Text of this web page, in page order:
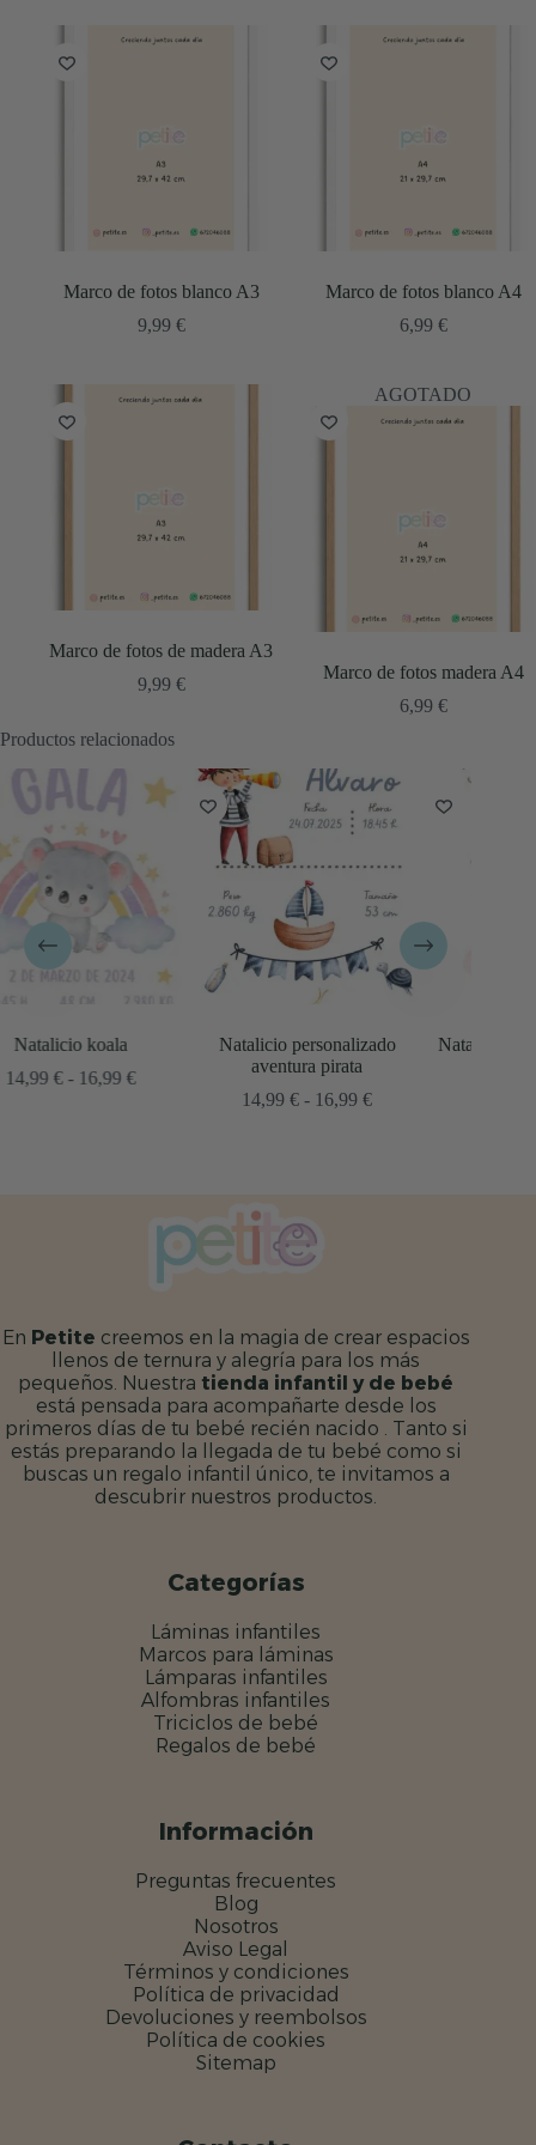
Marco de fotos blanco A3
9,99 €
Marco de fotos blanco A4
6,99 €
Marco de fotos de madera A3
9,99 €
AGOTADO
Marco de fotos madera A4
6,99 €
Productos relacionados
Natalicio personalizado
Rango
16,99 €
Natalicio bebé conejito rosa
14,99€
En Petite creemos en la magia de crear espacios
llenos de ternura y alegría para los más
pequeños. Nuestra tienda infantil y de bebé
está pensada para acompañarte desde los
primeros días de tu bebé recién nacido . Tanto si
estás preparando la llegada de tu bebé como si
buscas un regalo infantil único, te invitamos a
descubrir nuestros productos.
Categorías
Láminas infantiles
Marcos para láminas
Lámparas infantiles
Alfombras infantiles
Triciclos de bebé
Regalos de bebé
Información
Preguntas frecuentes
Blog
Nosotros
Aviso Legal
Términos y condiciones
Política de privacidad
Devoluciones y reembolsos
Política de cookies
Sitemap